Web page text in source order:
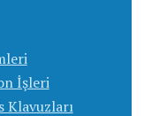
İşleri
Klavuzları